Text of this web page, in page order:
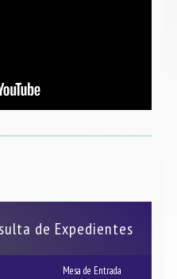
de Expedientes
Mesa de Entrada